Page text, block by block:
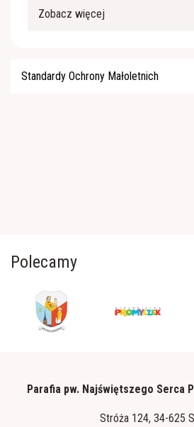
Zobacz więcej
Standardy Ochrony Małoletnich
Polecamy
Parafia pw. Najświętszego Serca
Stróża 124, 34-625